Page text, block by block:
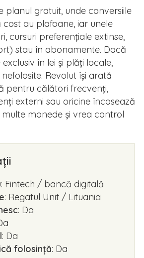
planul gratuit, unde conversiile
au plafoane, iar unele
cursuri preferențiale extinse,
stau în abonamente. Dacă
în lei și plăți locale,
Revolut își arată
pentru călători frecvenți,
externi sau oricine încasează
monede și vrea control
: Fintech / bancă digitală
: Regatul Unit / Lituania
: Da
: Da
folosință: Da